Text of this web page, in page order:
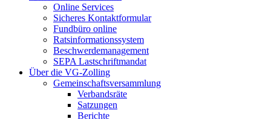
Online Services
Sicheres Kontaktformular
Fundbüro online
Ratsinformationssystem
Beschwerdemanagement
SEPA Lastschriftmandat
Über die VG-Zolling
Gemeinschaftsversammlung
Verbandsräte
Satzungen
Berichte